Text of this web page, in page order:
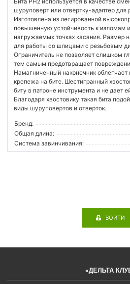
шуруповерт или отвертку-адаптер
Изготовлена из легированной
повышенную устойчивость к изломам
нагружаемых точках касания. Размер
для работы со шлицами с резьбовым
Ограничитель не позволяет слишком
тем самым предотвращает
Намагниченный наконечник
крепежа на бите. Шестигранный
биту в патроне инструмента и не дает
Благодаря хвостовику такая бита
виды шуруповертов и отверток.
Бренд:
Общая длина:
Система завинчивания:
ВОЙТИ
«ДЕЛЬТА